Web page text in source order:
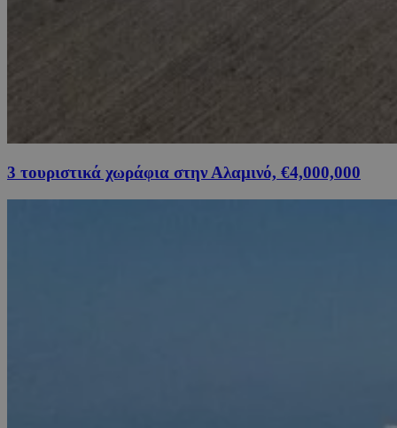
3 τουριστικά χωράφια στην Αλαμινό, €4,000,000